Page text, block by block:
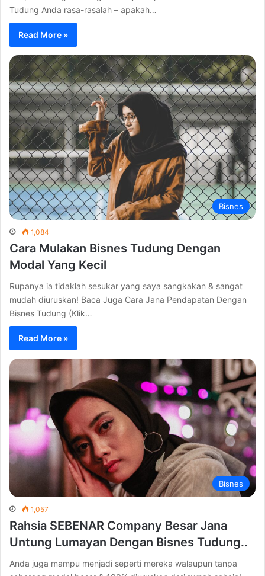
Tudung Anda rasa-rasalah – apakah…
Read More »
Bisnes
1,084
Cara Mulakan Bisnes Tudung Dengan
Modal Yang Kecil
Rupanya ia tidaklah sesukar yang saya sangkakan & sangat
mudah diuruskan! Baca Juga Cara Jana Pendapatan Dengan
Bisnes Tudung (Klik…
Read More »
Bisnes
1,057
Rahsia SEBENAR Company Besar Jana
Untung Lumayan Dengan Bisnes Tudung..
Anda juga mampu menjadi seperti mereka walaupun tanpa